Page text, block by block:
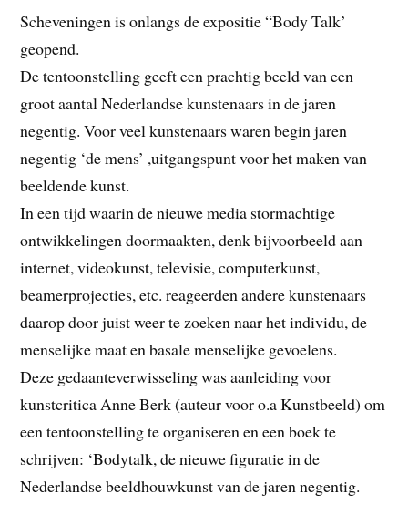
Scheveningen is onlangs de expositie “Body Talk’
geopend.
De tentoonstelling geeft een prachtig beeld van een
groot aantal Nederlandse kunstenaars in de jaren
negentig. Voor veel kunstenaars waren begin jaren
negentig ‘de mens’ ,uitgangspunt voor het maken van
beeldende kunst.
In een tijd waarin de nieuwe media stormachtige
ontwikkelingen doormaakten, denk bijvoorbeeld aan
internet, videokunst, televisie, computerkunst,
beamerprojecties, etc. reageerden andere kunstenaars
daarop door juist weer te zoeken naar het individu, de
menselijke maat en basale menselijke gevoelens.
Deze gedaanteverwisseling was aanleiding voor
kunstcritica Anne Berk (auteur voor o.a Kunstbeeld) om
een tentoonstelling te organiseren en een boek te
schrijven: ‘Bodytalk, de nieuwe figuratie in de
Nederlandse beeldhouwkunst van de jaren negentig.